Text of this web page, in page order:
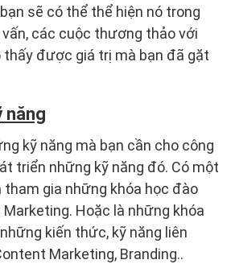
sẽ có thể thể hiện nó trong
các cuộc thương thảo với
thấy được giá trị mà bạn đã gặt
năng
kỹ năng mà bạn cần cho công
triển những kỹ năng đó. Có một
tham gia những khóa học đào
Hoặc là những khóa
kiến thức, kỹ năng liên
Marketing, Branding..